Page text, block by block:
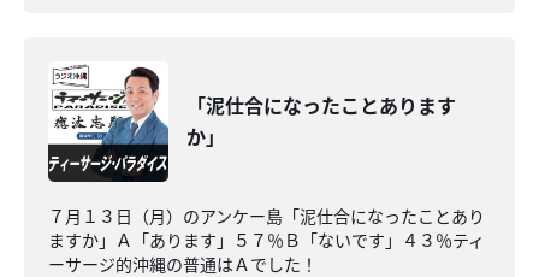
「泥仕合になったことあります
か」
７月１３日（月）のアンケー島「泥仕合になったことあり
ますか」Ａ「あります」５７％Ｂ「ないです」４３％ティ
ーサージ的沖縄の普通はＡでした！